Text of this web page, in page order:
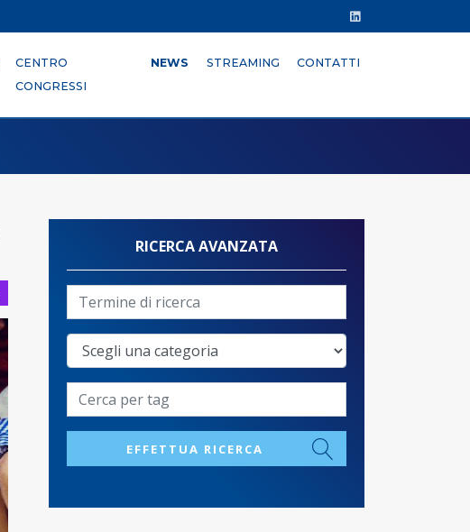
CENTRO
CONGRESSI
NEWS STREAMING CONTATTI
RICERCA AVANZATA
EFFETTUA RICERCA